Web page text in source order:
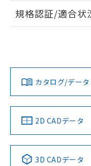
ダウンロードデータを
みください。
ソフトウェアの使用条件
EU RoHS 注意事
対応済み
中国 RoHS 注意事
規格認証/適合状
LR型式承認
（イギリス
船舶規格）
（
No No
カタログ/デー
2D CADデータ
3D CADデータ
荷製品に未対
欄に対応日を
す。